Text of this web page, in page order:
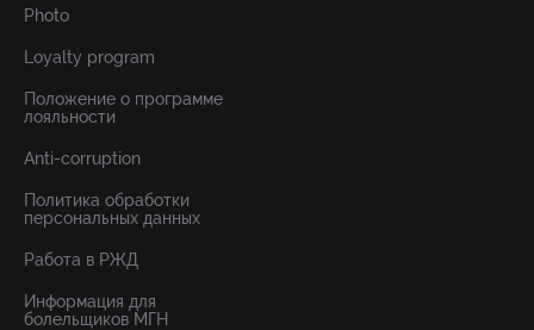
Photo
Loyalty program
Положение о программе
лояльности
Anti-corruption
Политика обработки
персональных данных
Работа в РЖД
Информация для
болельщиков МГН